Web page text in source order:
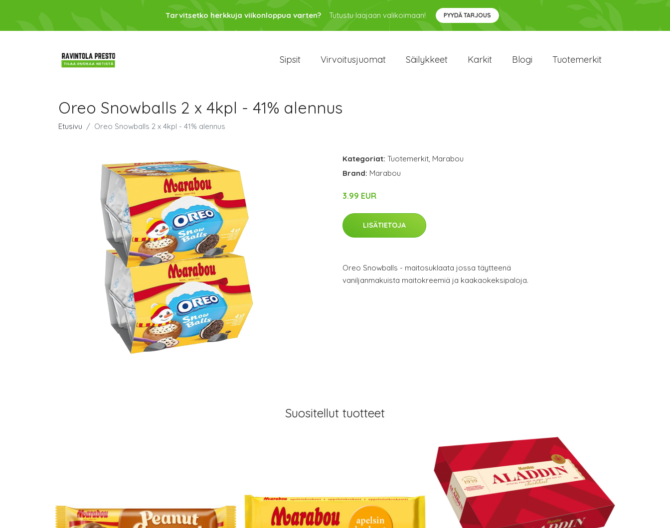
Tarvitsetko herkkuja viikonloppua varten? Tutustu laajaan valikoimaan! PYYDÄ TARJOUS
Sipsit Virvoitusjuomat Säilykkeet Karkit Blogi Tuotemerkit
Oreo Snowballs 2 x 4kpl - 41% alennus
Etusivu Oreo Snowballs 2 x 4kpl - 41% alennus
Kategoriat: Tuotemerkit, Marabou
Brand: Marabou
3.99 EUR
LISÄTIETOJA
Oreo Snowballs - maitosuklaata jossa täytteenä
vaniljanmakuista maitokreemiä ja kaakaokeksipaloja.
Suositellut tuotteet